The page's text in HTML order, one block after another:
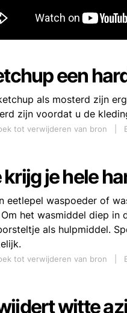
een
als mosterd zijn
zijn voordat u de
tot verwijderen van bron
krijg je hele
eetlepel waspoeder of
het wasmiddel diep
als hulpmiddel.
tot verwijderen van bron
witte